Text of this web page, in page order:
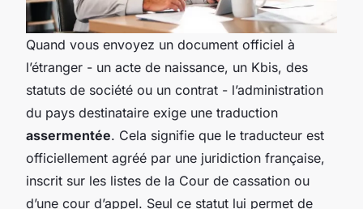
Quand vous envoyez un document officiel à
l’étranger - un acte de naissance, un Kbis, des
statuts de société ou un contrat - l’administration
du pays destinataire exige une traduction
assermentée. Cela signifie que le traducteur est
officiellement agréé par une juridiction française,
inscrit sur les listes de la Cour de cassation ou
d’une cour d’appel. Seul ce statut lui permet de